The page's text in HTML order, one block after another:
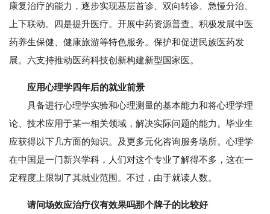
康复治疗的能力，逐步实现基层首诊、双向转诊、急慢分治、
上下联动。四是提升医疗。开展中药资源普查。积极发展中医
药养生保健、健康旅游等特色服务。保护和促进民族医药发
展。六支持推动医药科技创新构建新型国家医。
应用心理学四年后的就业前景
具备进行心理学实验和心理测量的基本能力和将心理学理
论、技术应用于某一相关领域，解决实际问题的能力。毕业生
应获得以下几方面的知识。及更多元化咨询服务场所。心理学
在中国是一门新兴学科，人们对这个专业了解得不多，这在一
定程度上限制了其就业范围。不过，由于就读人数。
请问场效应治疗仪有效果吗那个牌子的比较好